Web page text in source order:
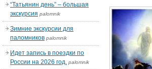
“Татьянин день” – большая
экскурсия palomnik
Зимние экскурсии для
паломников palomnik
Идет запись в поездки по
России на 2026 год. palomnik